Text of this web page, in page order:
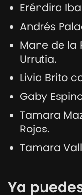
Eréndira
Andrés
Mane de la
Urrutia.
Livia Brito
Gaby
Tamara
Rojas.
Tamara
Ya